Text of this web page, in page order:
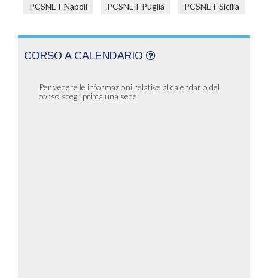
PCSNET Napoli PCSNET Puglia PCSNET Sicilia
CORSO A CALENDARIO
Per vedere le informazioni relative al calendario del
corso scegli prima una sede